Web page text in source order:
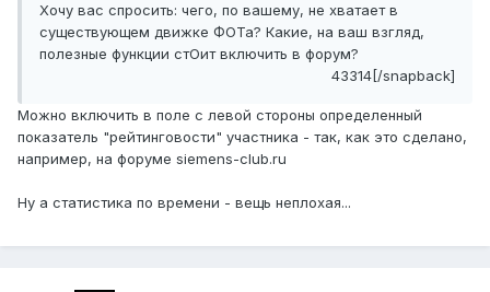
Хочу вас спросить: чего, по вашему, не хватает в
существующем движке ФОТа? Какие, на ваш взгляд,
полезные функции стОит включить в форум?
43314[/snapback]
Можно включить в поле с левой стороны определенный
показатель "рейтинговости" участника - так, как это сделано,
например, на форуме siemens-club.ru
Ну а статистика по времени - вещь неплохая...